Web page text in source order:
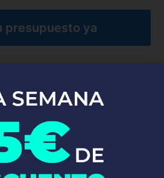
presupuesto ya